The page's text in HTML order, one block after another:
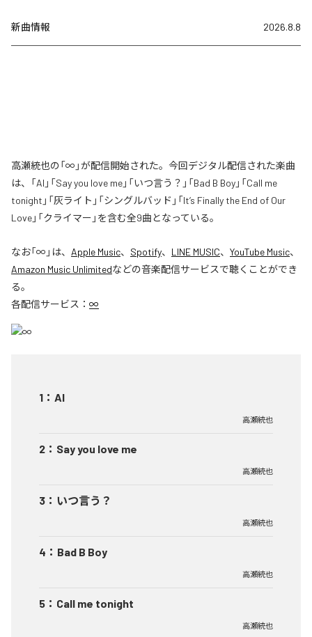
新曲情報 2026.8.8
高瀬統也の「∞」が配信開始された。今回デジタル配信された楽曲
は、「AI」「Say you love me」「いつ言う？」「Bad B Boy」「Call me
tonight」「灰ライト」「シングルバッド」「It’s Finally the End of Our
Love」「クライマー」を含む全9曲となっている。
なお「∞ 」は、 Apple Music、 Spotify、 LINE MUSIC、 YouTube Music、
Amazon Music Unlimitedなどの音楽配信サービスで聴くことができ
る。
各配信サービス： ∞
1 ： AI
高瀬統也
2 ： Say you love me
高瀬統也
3 ： いつ言う？
高瀬統也
4 ： Bad B Boy
高瀬統也
5 ： Call me tonight
高瀬統也